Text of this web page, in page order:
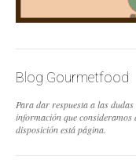
Blog Gourmetfood
Para dar respuesta a las
información que consideramos
disposición está página.